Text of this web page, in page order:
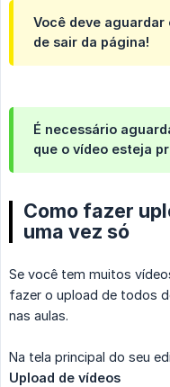
Você deve
de sair da página!
É necessário
que o vídeo esteja
Como fazer
uma vez só
Se você tem muitos
fazer o upload de todos
nas aulas.
Na tela principal do seu
Upload de vídeos